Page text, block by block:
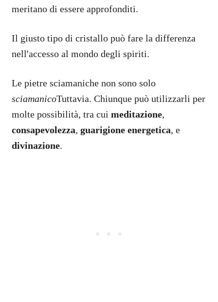
meritano di essere approfonditi.
Il giusto tipo di cristallo può fare la differenza
nell'accesso al mondo degli spiriti.
Le pietre sciamaniche non sono solo
sciamanicoTuttavia. Chiunque può utilizzarli per
molte possibilità, tra cui meditazione,
consapevolezza, guarigione energetica, e
divinazione.